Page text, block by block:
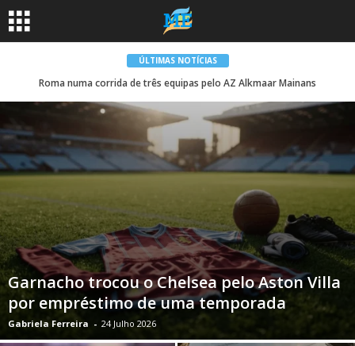
ÚLTIMAS NOTÍCIAS
Roma numa corrida de três equipas pelo AZ Alkmaar Mainans
Garnacho trocou o Chelsea pelo Aston Villa
por empréstimo de uma temporada
Gabriela Ferreira - 24 Julho 2026